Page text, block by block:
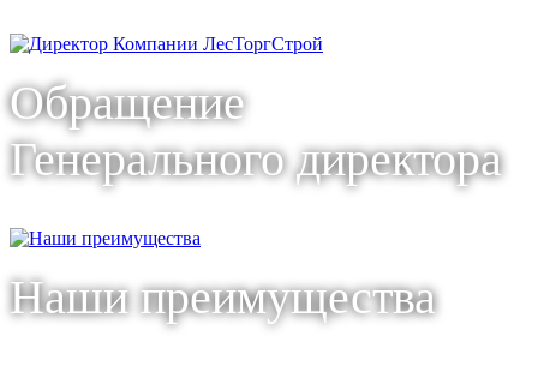
Обращение
Генерального директора
Наши преимущества